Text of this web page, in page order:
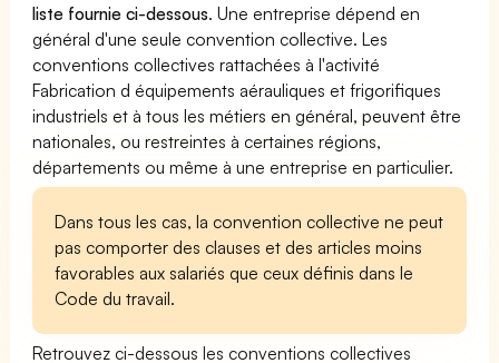
liste fournie ci-dessous. Une entreprise dépend en
général d'une seule convention collective. Les
conventions collectives rattachées à l'activité
Fabrication d équipements aérauliques et frigorifiques
industriels et à tous les métiers en général, peuvent être
nationales, ou restreintes à certaines régions,
départements ou même à une entreprise en particulier.
Dans tous les cas, la convention collective ne peut
pas comporter des clauses et des articles moins
favorables aux salariés que ceux définis dans le
Code du travail.
Retrouvez ci-dessous les conventions collectives